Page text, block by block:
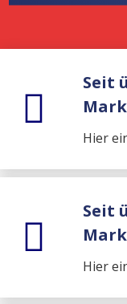
Seit
Hier
Seit
Hier